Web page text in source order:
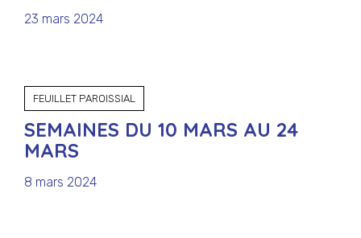
23 mars 2024
FEUILLET PAROISSIAL
SEMAINES DU 10 MARS AU 24
MARS
8 mars 2024